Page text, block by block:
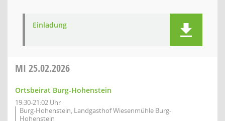
Einladung
MI 25.02.2026
Ortsbeirat Burg-Hohenstein
19:30-21:02 Uhr
Burg-Hohenstein, Landgasthof Wiesenmühle Burg-
Hohenstein